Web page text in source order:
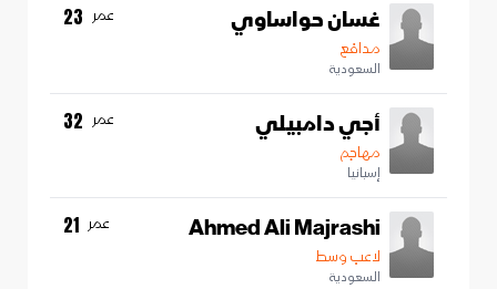
غسان حواساوي
مدافع
السعودية
عمر 23
أجي دامبيلي
مهاجم
إسبانيا
عمر 32
Ahmed Ali Majrashi
لاعب وسط
السعودية
عمر 21